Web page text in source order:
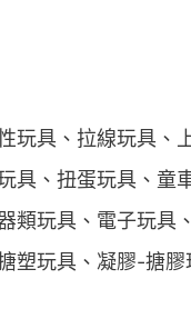
玩具、拉線玩具、
具、扭蛋玩具、童
類玩具、電子玩具
塑玩具、凝膠-搪